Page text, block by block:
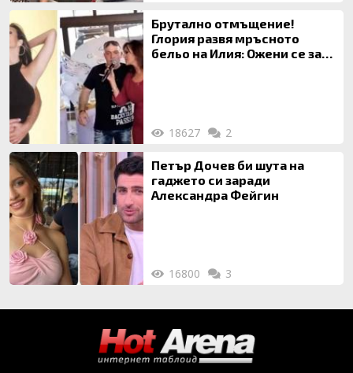
Брутално отмъщение!
Глория развя мръсното
бельо на Илия: Ожени се за
18627 2
Петър Дочев би шута на
гаджето си заради
Александра Фейгин
16800 3